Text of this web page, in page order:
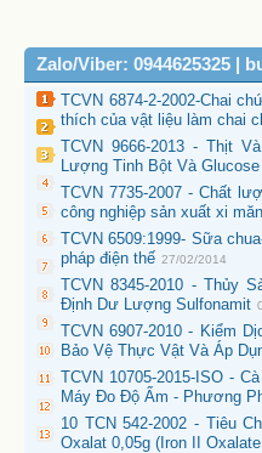
Zalo/Viber: 0944625325 |
TCVN 6874-2-2002-Chai
thích của vật liệu làm chai
TCVN 9666-2013 - Thịt
Lượng Tinh Bột Và
TCVN 7735-2007 - Chất
công nghiệp sản xuất xi
TCVN 6509:1999- Sữa
pháp điện thế 27/02/2014
TCVN 8345-2010 - Thủy
Định Dư Lượng Sulfonamit
TCVN 6907-2010 - Kiểm
Bảo Vệ Thực Vật Và Áp
TCVN 10705-2015-ISO -
Máy Đo Độ Ẩm - Phương
10 TCN 542-2002 - Tiêu
Oxalat 0,05g (Iron II